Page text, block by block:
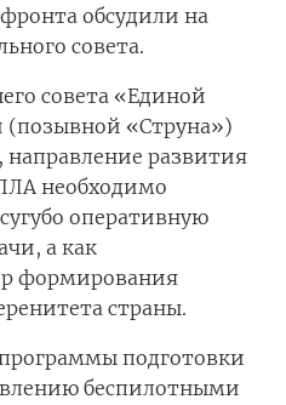
обсудили на
совета.
совета «Единой
(позывной «Струна»)
, направление развития
необходимо
оперативную
а как
формирования
страны.
подготовки
беспилотными